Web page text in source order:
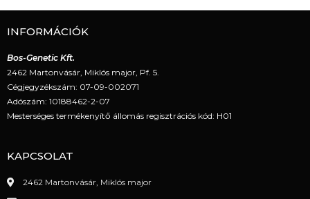
INFORMÁCIÓK
Bos-Genetic Kft.
2462 Martonvásár, Miklós major, Pf. 5.
Cégjegyzékszám: 07-09-002071
Adószám: 10188462-2-07
Mesterséges termékenyítő állomás regisztrációs kód: H01
KAPCSOLAT
2462 Martonvásár, Miklós major